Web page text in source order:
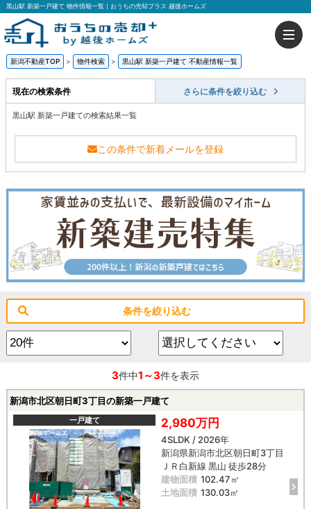
黒山駅 新築一戸建て 物件情報一覧｜おうちの売却プラス 越後ホームズ
新潟不動産TOP > 物件検索 > 黒山駅 新築一戸建て 不動産情報一覧
現在の検索条件 さらに条件を絞り込む
黒山駅 新築一戸建ての検索結果一覧
この条件で新着メールを登録
条件を絞り込む
3件中1～3件を表示
新潟市北区朝日町3丁目の新築一戸建て
一戸建て 2,980万円
4SLDK / 2026年
新潟県新潟市北区朝日町3丁目
ＪＲ白新線 黒山 徒歩28分
建物面積 102.47㎡
土地面積 130.03㎡